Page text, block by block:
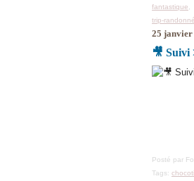
fantastique
trip-
25 janvier
🎥 Suivi
Posté par
Tags: